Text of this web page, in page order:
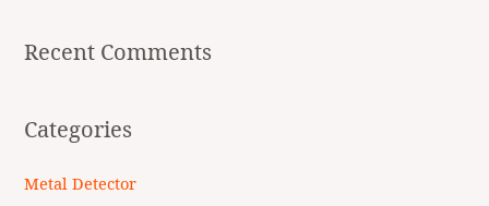
Recent Comments
Categories
Metal Detector